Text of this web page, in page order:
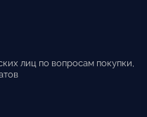
лиц по вопросам покупки,